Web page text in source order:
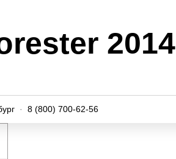
2014
· 8 (800) 700-62-56